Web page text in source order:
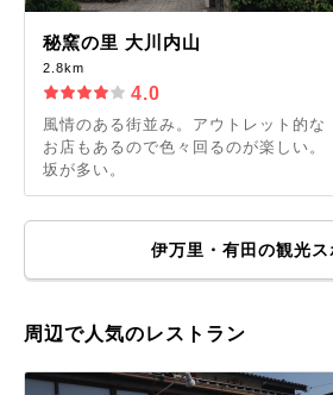
秘窯の里 大川内山
2.8km
4.0
風情のある街並み。アウトレット的な
お店もあるので色々回るのが楽しい。
坂が多い。
伊万里・有田の観光ス
周辺で人気のレストラン